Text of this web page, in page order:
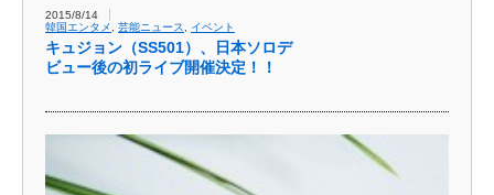
2015/8/14
韓国エンタメ
芸能ニュース イベント
キュジョン（SS501）、日本ソロデ
ビュー後の初ライブ開催決定！！